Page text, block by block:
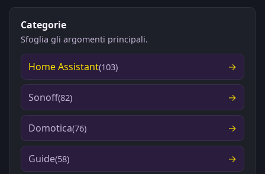
Categorie
Sfoglia gli argomenti principali.
Home Assistant(103)
Sonoff(82)
Domotica(76)
Guide(58)